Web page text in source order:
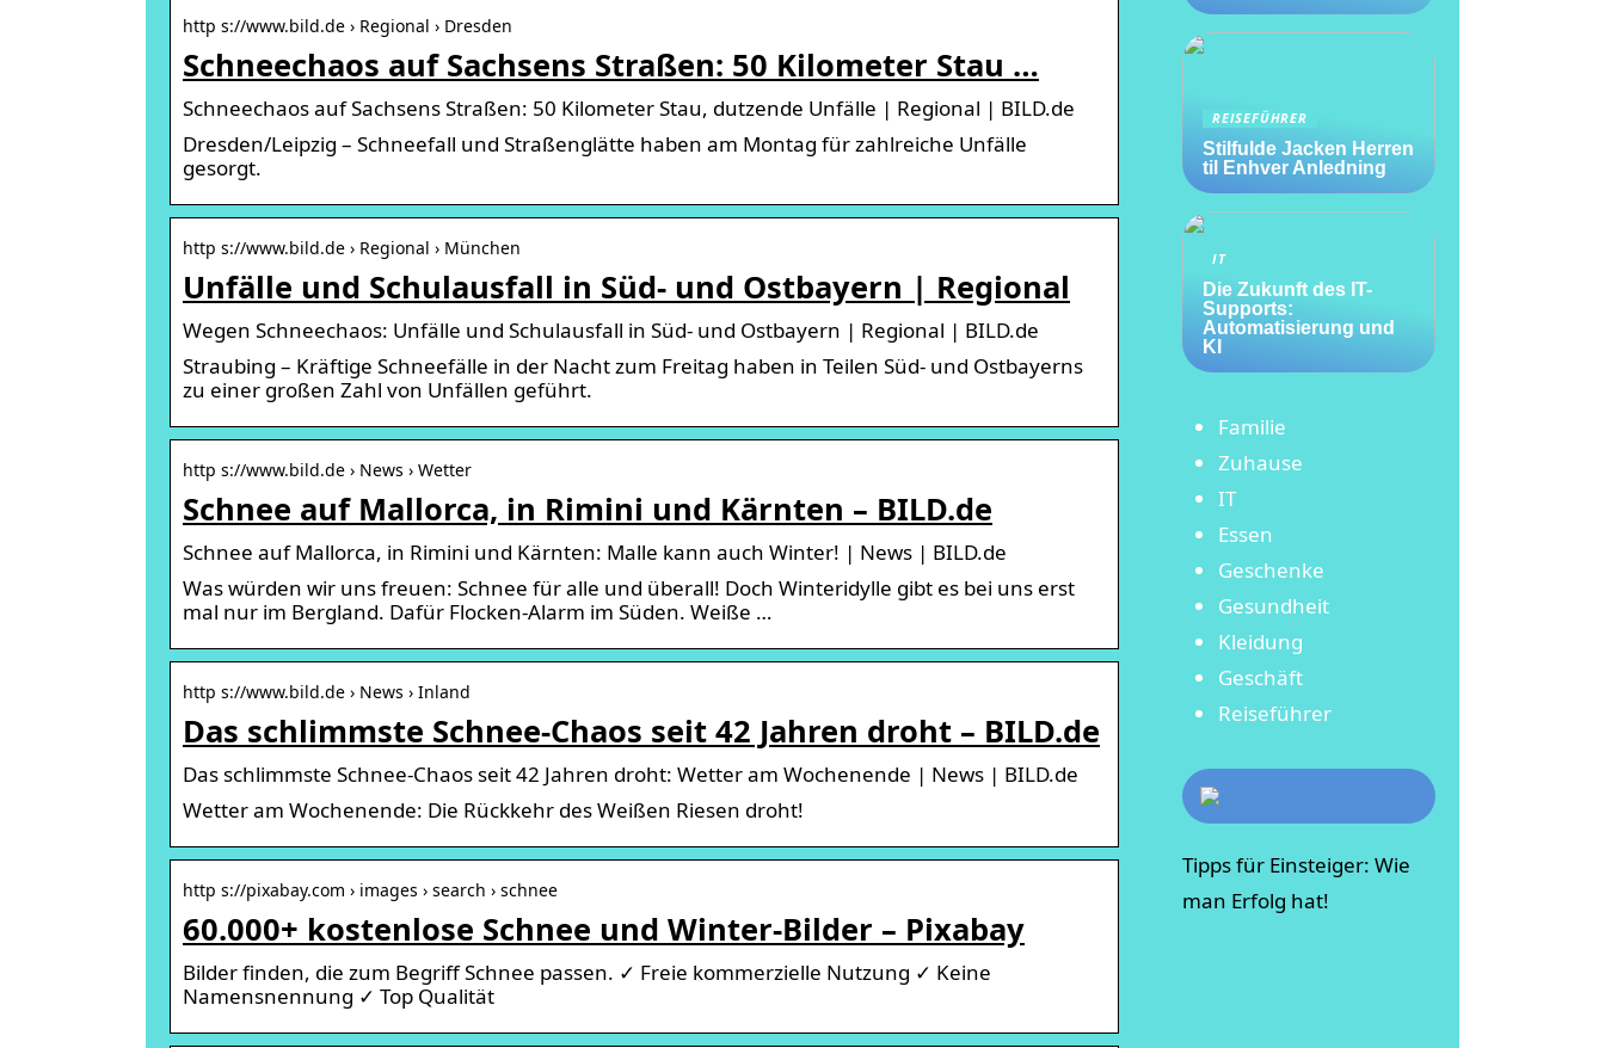
http s://www.bild.de › Regional › Dresden
Schneechaos auf Sachsens Straßen: 50 Kilometer Stau …
Schneechaos auf Sachsens Straßen: 50 Kilometer Stau, dutzende Unfälle | Regional | BILD.de
Dresden/Leipzig – Schneefall und Straßenglätte haben am Montag für zahlreiche Unfälle
gesorgt.
http s://www.bild.de › Regional › München
Unfälle und Schulausfall in Süd- und Ostbayern | Regional
Wegen Schneechaos: Unfälle und Schulausfall in Süd- und Ostbayern | Regional | BILD.de
Straubing – Kräftige Schneefälle in der Nacht zum Freitag haben in Teilen Süd- und Ostbayerns
zu einer großen Zahl von Unfällen geführt.
http s://www.bild.de › News › Wetter
Schnee auf Mallorca, in Rimini und Kärnten – BILD.de
Schnee auf Mallorca, in Rimini und Kärnten: Malle kann auch Winter! | News | BILD.de
Was würden wir uns freuen: Schnee für alle und überall! Doch Winteridylle gibt es bei uns erst
mal nur im Bergland. Dafür Flocken-Alarm im Süden. Weiße …
http s://www.bild.de › News › Inland
Das schlimmste Schnee-Chaos seit 42 Jahren droht – BILD.de
Das schlimmste Schnee-Chaos seit 42 Jahren droht: Wetter am Wochenende | News | BILD.de
Wetter am Wochenende: Die Rückkehr des Weißen Riesen droht!
http s://pixabay.com › images › search › schnee
60.000+ kostenlose Schnee und Winter-Bilder – Pixabay
Bilder finden, die zum Begriff Schnee passen. ✓ Freie kommerzielle Nutzung ✓ Keine
Namensnennung ✓ Top Qualität
REISEFÜHRER
Stilfulde Jacken Herren
til Enhver Anledning
IT
Die Zukunft des IT-
Supports:
Automatisierung und
KI
Familie
Zuhause
IT
Essen
Geschenke
Gesundheit
Kleidung
Geschäft
Reiseführer
Tipps für Einsteiger: Wie
man Erfolg hat!